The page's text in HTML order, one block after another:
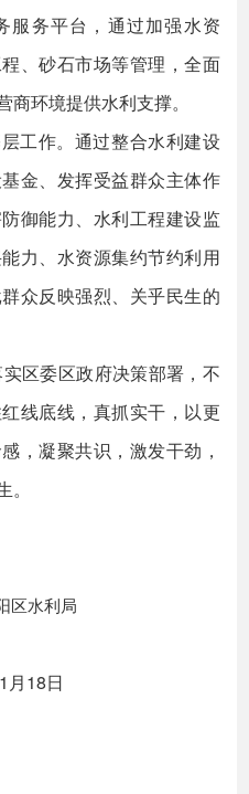
服务平台，通过加强水资
、砂石市场等管理，全面
环境提供水利支撑。
工作。通过整合水利建设
金、发挥受益群众主体作
御能力、水利工程建设监
力、水资源集约节约利用
众反映强烈、关乎民生的
区委区政府决策部署，不
线底线，真抓实干，以更
，凝聚共识，激发干劲，
区水利局
月18日